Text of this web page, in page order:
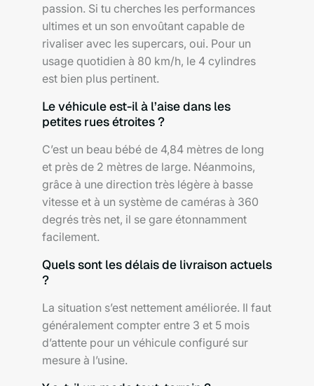
passion. Si tu cherches les performances
ultimes et un son envoûtant capable de
rivaliser avec les supercars, oui. Pour un
usage quotidien à 80 km/h, le 4 cylindres
est bien plus pertinent.
Le véhicule est-il à l’aise dans les
petites rues étroites ?
C’est un beau bébé de 4,84 mètres de long
et près de 2 mètres de large. Néanmoins,
grâce à une direction très légère à basse
vitesse et à un système de caméras à 360
degrés très net, il se gare étonnamment
facilement.
Quels sont les délais de livraison actuels
?
La situation s’est nettement améliorée. Il faut
généralement compter entre 3 et 5 mois
d’attente pour un véhicule configuré sur
mesure à l’usine.